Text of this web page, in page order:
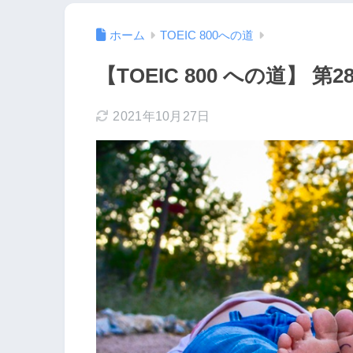
ホーム TOEIC 800への道
【TOEIC 800 への道】 第
2021年10月27日